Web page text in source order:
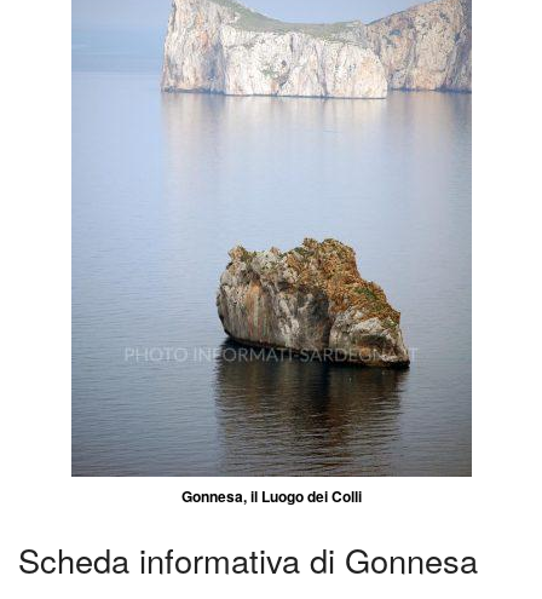
Gonnesa, il Luogo dei Colli
Scheda informativa di Gonnesa